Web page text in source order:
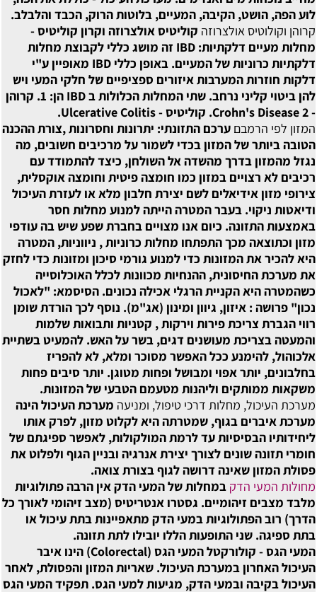
לוע הפה, הושט, הקיבה, המעיים, בלוטות הרוק, הכבד והלבלב.
קרוהן וקולוטיס אולצרוזה קוליטיס אולצרוזה וקרון קוליטיס -
מחלות מעיים דלקתיות: IBD זה מושג כללי לקבוצת מחלות
דלקתיות כרוניות של המעיים. באופן כללי IBD מאופיין ע"י
דלקות חוזרות המערבות איזורים ספציפיים של חלקי המעי ויש
להן ביטוי קליני נרחב. שתי המחלות הכלולות ב IBD הן: 1. קרוהן
- Crohn's Disease 2. קוליטיס - Ulcerative Colitis.
המזון לפי הרמבם ערכם התזונתי: יתרונות וחסרונות ,צורת ההכנה
הטובה ביותר של המזון בכדי לשמור על מרכיבים חשובים, מה
נגזל מהמזון בדרך מהשדה אל השולחן, כיצד להתמודד עם
רכיבים לא רצויים במזון כמו חומצה פיטית וחומצה אוקסלית,
צירופי מזון אידיאלים לשם יצירת חלבון מלא או לעזרת העיכול
ודיאטות ניקוי. בעבר המטרה הייתה למנוע מחלות חסר
באמצעות התזונה. כיום אנו מצויים בחברת שפע שיש בה עודפי
מזון וכתוצאה מכך התפתחו מחלות כרוניות , ניווניות, המטרה
היא להכיר את המזונות כדי למנוע גורמי סיכון ומזונות כדי לחזק
את מערכת החיסונית, ההנחיות מכוונות לכלל האוכלוסייה
כשהמטרה היא הקניית הרגלי אכילה נכונים. הסיסמא: "לאכול
נכון" פרושה : איזון, גיוון ומינון (אג"מ). נוסף לכך הורדת שומן
רווי הגברת צריכת פירות וירקות , קטניות ותבואות שלמות
והמעטה בצריכת מעושנים דגים, בשר על האש. להמעיט בשתיית
אלכוהול, להימנע ככל האפשר מסוכר ומלא, לא להפריז
בחלבונים, יותר אפוי ומבושל ופחות מטוגן. יותר סיבים פחות
משקאות ממותקים וליהנות מטעמם הטבעי של המזונות.
מערכת העיכול, מחלות דרכי טיפול, ומניעה מערכת העיכול הינה
מערכת איברים בגוף, שמטרתה היא לקלוט מזון, לפרק אותו
ליחידותיו הבסיסיות עד לרמת המולקולות, לאפשר ספיגתם של
חומרי תזונה שונים לצורך יצירת אנרגיה ובניין הגוף ולפלוט את
פסולת המזון שאינה דרושה לגוף בצורת צואה.
מחולות המעי הדק במחלות של המעי הדק אין הרבה פתולוגיות
מלבד מצבים זיהומיים. גסטרו אנטריטיס (מצב זיהומי לאורך כל
הדרך) רוב הפתולוגיות במעי הדק מתאפיינות בתת עיכול או
בתת ספיגה. שני התופעות הללו יובילו לתת תזונה.
המעי הגס - קולורקטל
המעי הגס (Colorectal) הינו איבר
העיכול האחרון במערכת העיכול. שאריות המזון והפסולת, לאחר
העיכול בקיבה ובמעי הדק, מגיעות למעי הגס. תפקיד המעי הגס